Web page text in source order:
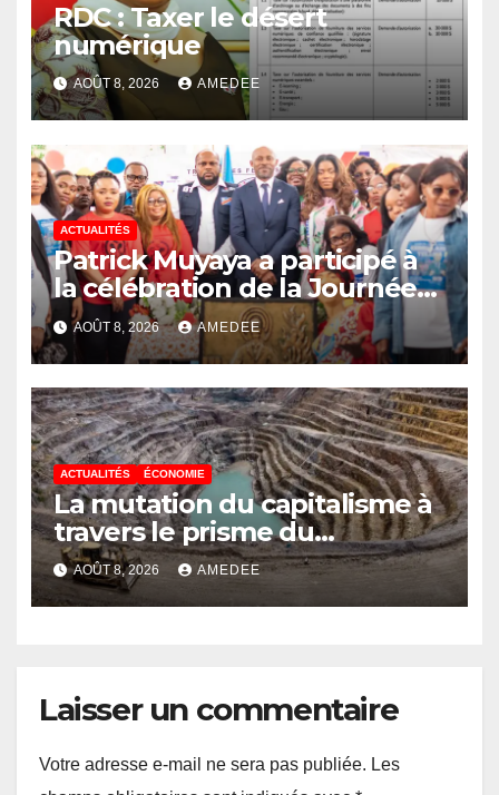
RDC : Taxer le désert
numérique
AOÛT 8, 2026 AMEDEE
ACTUALITÉS
Patrick Muyaya a participé à
la célébration de la Journée
nationale de la Presse
congolaise organisée par la
Tribune des Femmes de
Médias et l’Union Nationale
des Caméramans du Congo
AOÛT 8, 2026 AMEDEE
ACTUALITÉS ÉCONOMIE
La mutation du capitalisme à
travers le prisme du
Continuisme : de l’économie
de l’extraction à l’économie
de la continuité
AOÛT 8, 2026 AMEDEE
Laisser un commentaire
Votre adresse e-mail ne sera pas publiée. Les